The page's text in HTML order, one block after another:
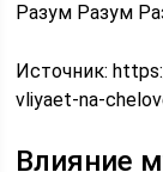
Разум Разум
Источник:
vliyaet-na-
Влияние